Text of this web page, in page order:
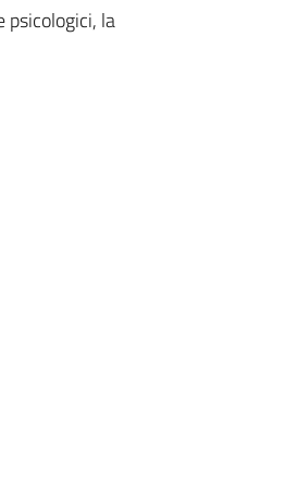
psicologici, la